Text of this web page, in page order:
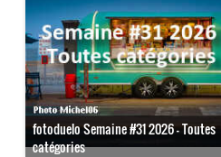
fotoduelo Semaine #31 2026 - Toutes
catégories